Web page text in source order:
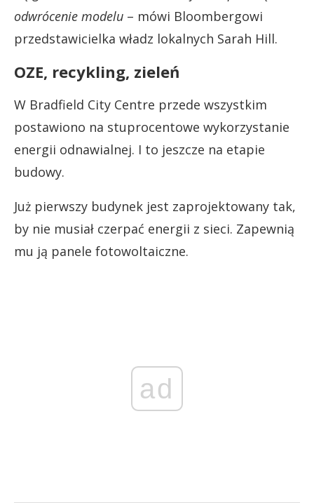
odwrócenie modelu – mówi Bloombergowi
przedstawicielka władz lokalnych Sarah Hill.
OZE, recykling, zieleń
W Bradfield City Centre przede wszystkim
postawiono na stuprocentowe wykorzystanie
energii odnawialnej. I to jeszcze na etapie
budowy.
Już pierwszy budynek jest zaprojektowany tak,
by nie musiał czerpać energii z sieci. Zapewnią
mu ją panele fotowoltaiczne.
ad